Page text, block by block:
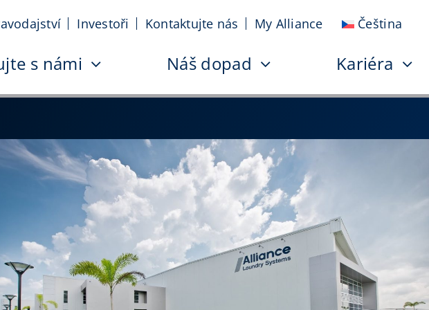
Investoři Kontaktujte nás My Alliance Čeština
s námi Náš dopad Kariéra